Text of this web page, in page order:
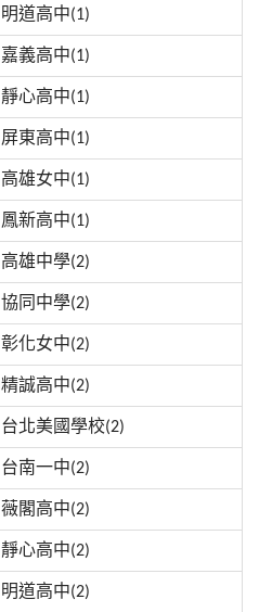
明道高中(1)
嘉義高中(1)
靜心高中(1)
屏東高中(1)
高雄女中(1)
鳳新高中(1)
高雄中學(2)
協同中學(2)
彰化女中(2)
精誠高中(2)
台北美國學校(2)
台南一中(2)
薇閣高中(2)
靜心高中(2)
明道高中(2)